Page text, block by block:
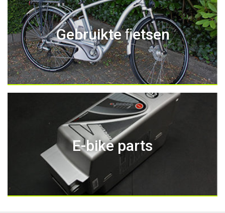
Gebruikte ﬁetsen
E-bike parts